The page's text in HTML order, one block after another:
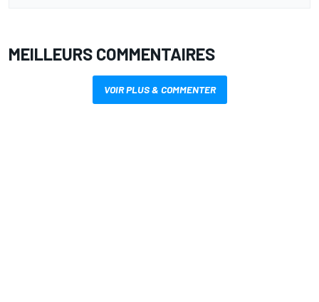
MEILLEURS COMMENTAIRES
VOIR PLUS & COMMENTER